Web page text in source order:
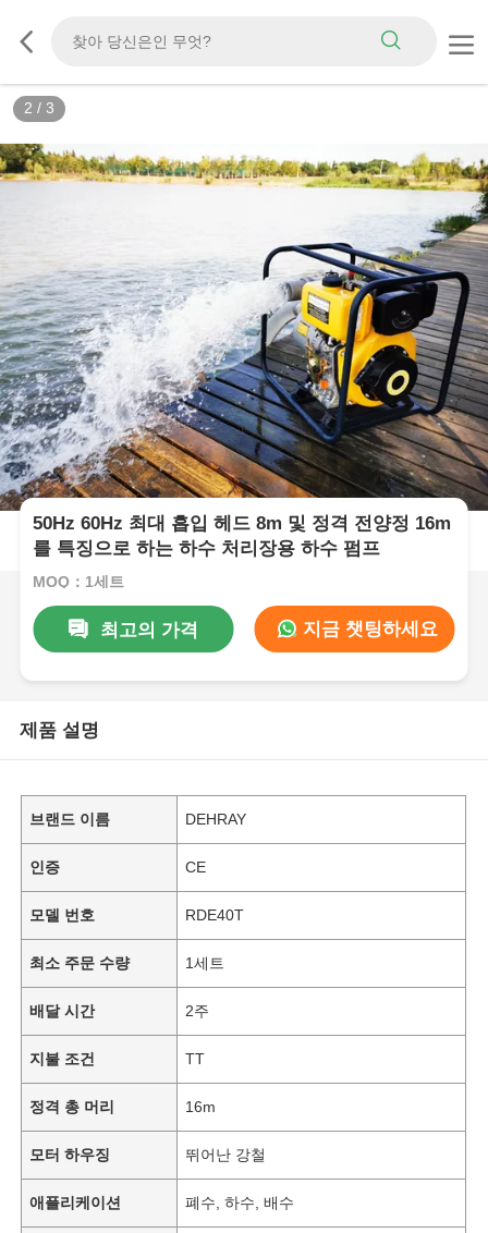
2 / 3
50Hz 60Hz 최대 흡입 헤드 8m 및 정격 전양정 16m
를 특징으로 하는 하수 처리장용 하수 펌프
MOQ：1세트
최고의 가격 지금 챗팅하세요
제품 설명
브랜드 이름 DEHRAY
인증 CE
모델 번호 RDE40T
최소 주문 수량 1세트
배달 시간 2주
지불 조건 TT
정격 총 머리 16m
모터 하우징 뛰어난 강철
애플리케이션 폐수, 하수, 배수